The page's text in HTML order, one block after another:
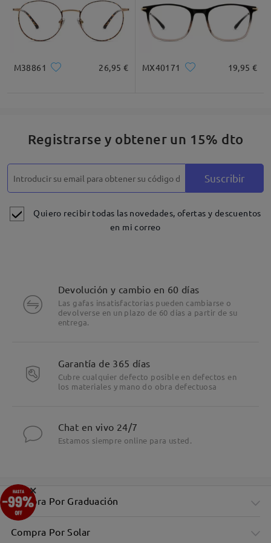
M38861 26,95 € MX40171 19,95 €
Registrarse y obtener un 15% dto
Suscribir
Quiero recibir todas las novedades, ofertas y descuentos
en mi correo
Devolución y cambio en 60 días
Las gafas insatisfactorias pueden cambiarse o
devolverse en un plazo de 60 días a partir de su
entrega.
Garantía de 365 días
Cubre cualquier defecto posible en defectos en
los materiales y mano do obra defectuosa
Chat en vivo 24/7
Estamos siempre online para usted.
Compra Por Graduación
Compra Por Solar
×